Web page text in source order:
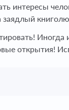
интересы
заядлый
открытия!